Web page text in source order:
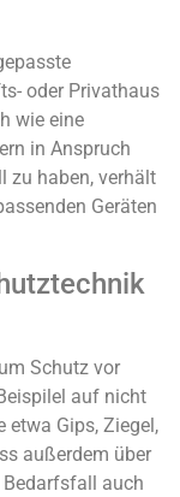
oder Privathaus
wie eine
in Anspruch
zu haben, verhält
Geräten
Schutz vor
auf nicht
etwa Gips, Ziegel,
außerdem über
auch